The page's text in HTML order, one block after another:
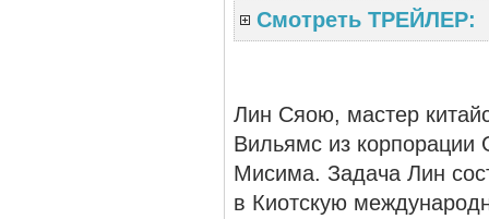
Смотреть ТРЕЙЛЕР:
Лин Сяою, мастер
Вильямс из
Мисима. Задача Лин
в Киотскую